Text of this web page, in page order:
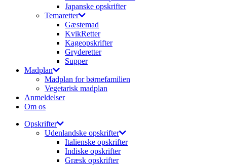
Japanske opskrifter
Temaretter
Gæstemad
KvikRetter
Kageopskrifter
Gryderetter
Supper
Madplan
Madplan for børnefamilien
Vegetarisk madplan
Anmeldelser
Om os
Opskrifter
Udenlandske opskrifter
Italienske opskrifter
Indiske opskrifter
Græsk opskrifter